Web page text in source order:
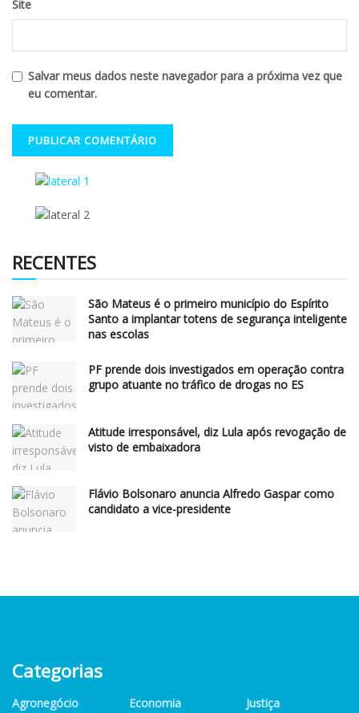
Site
Salvar meus dados neste navegador para a próxima vez que
eu comentar.
RECENTES
São Mateus é o primeiro município do Espírito
Santo a implantar totens de segurança inteligente
nas escolas
PF prende dois investigados em operação contra
grupo atuante no tráfico de drogas no ES
Atitude irresponsável, diz Lula após revogação de
visto de embaixadora
Flávio Bolsonaro anuncia Alfredo Gaspar como
candidato a vice-presidente
Categorias
Agronegócio Economia Justiça